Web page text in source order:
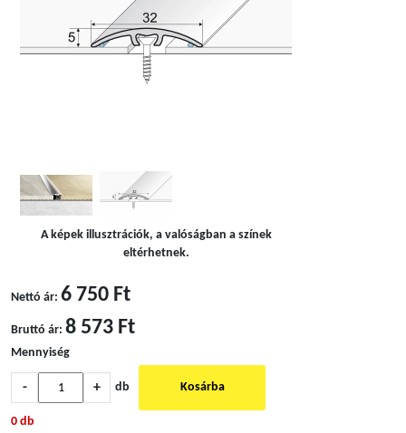
A képek illusztrációk, a valóságban a színek
eltérhetnek.
Nettó ár: 6 750 Ft
Bruttó ár: 8 573 Ft
Mennyiség
- + db Kosárba
0 db